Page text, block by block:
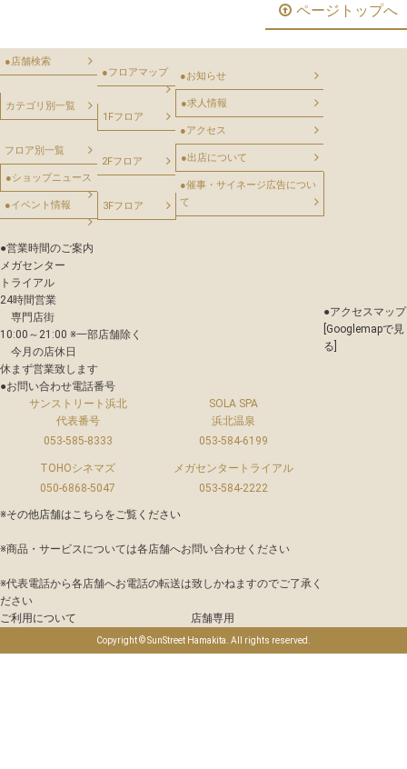
ページトップへ
●店舗検索
カテゴリ別一覧
フロア別一覧
●ショップニュース
●イベント情報
●フロアマップ
1Fフロア
2Fフロア
3Fフロア
●お知らせ
●求人情報
●アクセス
●出店について
●催事・サイネージ広告につい
て
●営業時間のご案内
メガセンター
トライアル
24時間営業
専門店街
10:00～21:00 ※一部店舗除く
今月の店休日
休まず営業致します
●お問い合わせ電話番号
サンストリート浜北
代表番号
053-585-8333
SOLA SPA
浜北温泉
053-584-6199
TOHOシネマズ
050-6868-5047
メガセンタートライアル
053-584-2222
※その他店舗はこちら をご覧ください
※商品・サービスについては各店舗へお問い合わせください
※代表電話から各店舗へお電話の転送は致しかねますのでご了承く
ださい
●アクセスマップ
[Googlemapで見
る]
ご利用について 店舗専用
Copyright © SunStreet Hamakita. All rights reserved.